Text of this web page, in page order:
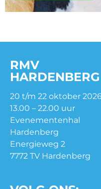
RMV
HARDENBERG
20 t/m 22 oktober
13.00 – 22.00 uur
Evenementenhal
Hardenberg
Energieweg 2
7772 TV Hardenberg